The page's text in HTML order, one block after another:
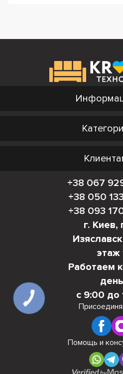
+38 067
+38 050
+38 093
г. Киев,
этаж
Работаем
день
с 9:00 до
Помощь и
КНОПКА
СВЯЗИ